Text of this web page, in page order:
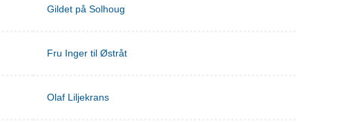
Gildet på Solhoug
Fru Inger til Østråt
Olaf Liljekrans